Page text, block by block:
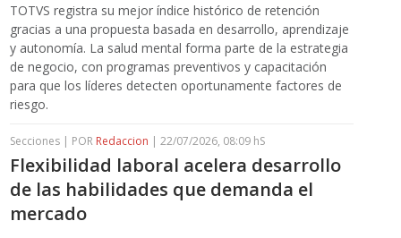
TOTVS registra su mejor índice histórico de retención
gracias a una propuesta basada en desarrollo, aprendizaje
y autonomía. La salud mental forma parte de la estrategia
de negocio, con programas preventivos y capacitación
para que los líderes detecten oportunamente factores de
riesgo.
Secciones | POR Redaccion | 22/07/2026, 08:09 hS
Flexibilidad laboral acelera desarrollo
de las habilidades que demanda el
mercado